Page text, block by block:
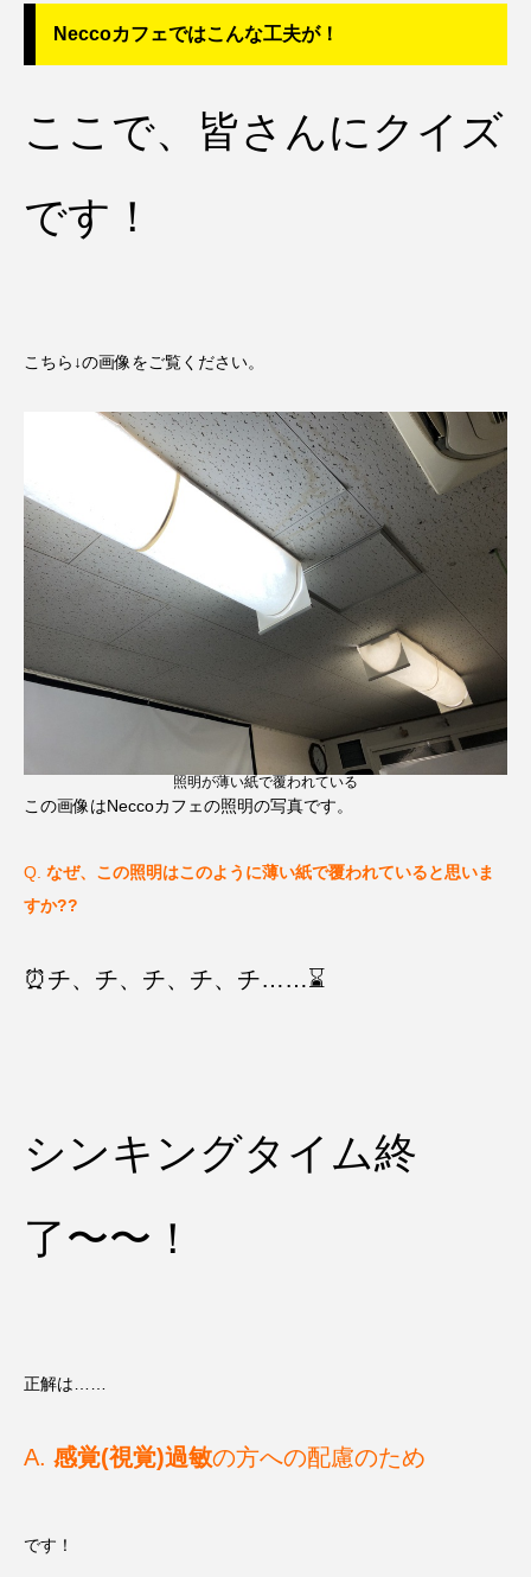
Neccoカフェではこんな工夫が！
ここで、皆さんにクイズ
です！
こちら↓の画像をご覧ください。
照明が薄い紙で覆われている
この画像はNeccoカフェの照明の写真です。
Q. なぜ、この照明はこのように薄い紙で覆われていると思いま
すか??
⏰チ、チ、チ、チ、チ……⌛️
シンキングタイム終
了〜〜！
正解は……
A. 感覚(視覚)過敏の方への配慮のため
です！